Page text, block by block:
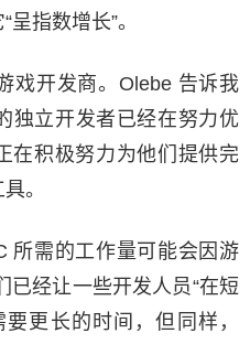
指数增长”。
戏开发商。Olebe 告诉我
独立开发者已经在努力优
在积极努力为他们提供完
。
所需的工作量可能会因游
已经让一些开发人员“在短
更长的时间，但同样，